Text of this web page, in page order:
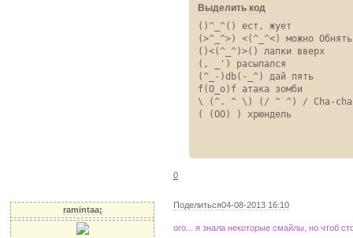
Выделить код
()^_^() ест, жует
(>^_^>) <(^_^<) можно
()<(^_^)>() лапки вверх
(, _') расыпался
(^_-)db(-_^) дай пять
f(O_o)f атака зомби
\ (^. ^ \) (/ ^ ^) / Cha-
( (OO) ) хрюндель
0
Поделиться04-08-2013 16:10
ramintaa;
ого... я знала некоторые смайлы, но чтоб